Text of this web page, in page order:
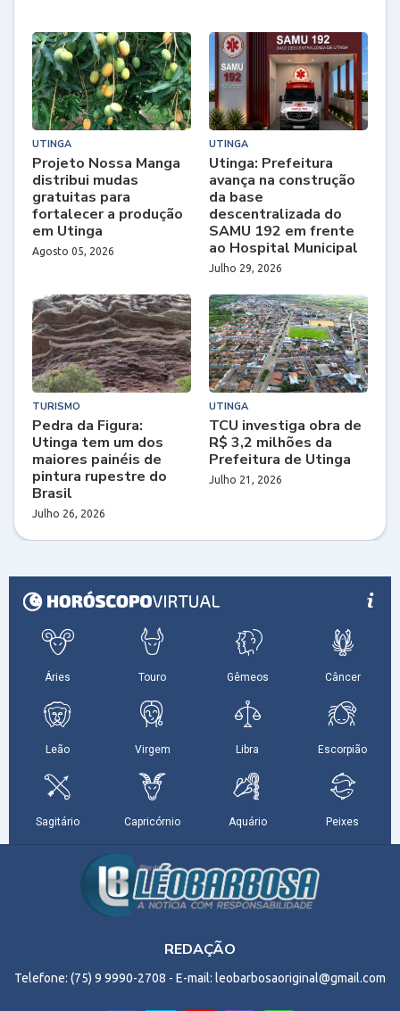
UTINGA
Projeto Nossa Manga
distribui mudas
gratuitas para
fortalecer a produção
em Utinga
Agosto 05, 2026
UTINGA
Utinga: Prefeitura
avança na construção
da base
descentralizada do
SAMU 192 em frente
ao Hospital Municipal
Julho 29, 2026
TURISMO
Pedra da Figura:
Utinga tem um dos
maiores painéis de
pintura rupestre do
Brasil
Julho 26, 2026
UTINGA
TCU investiga obra de
R$ 3,2 milhões da
Prefeitura de Utinga
Julho 21, 2026
REDAÇÃO
Telefone: (75) 9 9990-2708 - E-mail: leobarbosaoriginal@gmail.com